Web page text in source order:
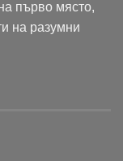
първо място,
на разумни